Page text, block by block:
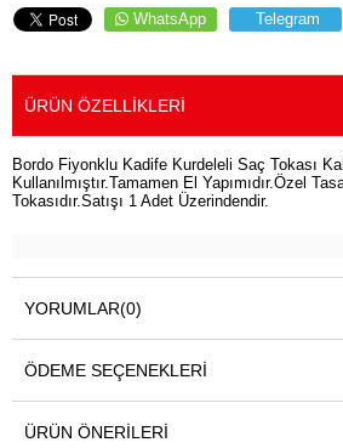
WhatsApp Telegram
ÜRÜN ÖZELLIKLERI
Bordo Fiyonklu Kadife Kurdeleli Saç Tokası
Kullanılmıştır.Tamamen El Yapımıdır.Özel
Tokasıdır.Satışı 1 Adet Üzerindendir.
YORUMLAR(0)
ÖDEME SEÇENEKLERI
ÜRÜN ÖNERILERI